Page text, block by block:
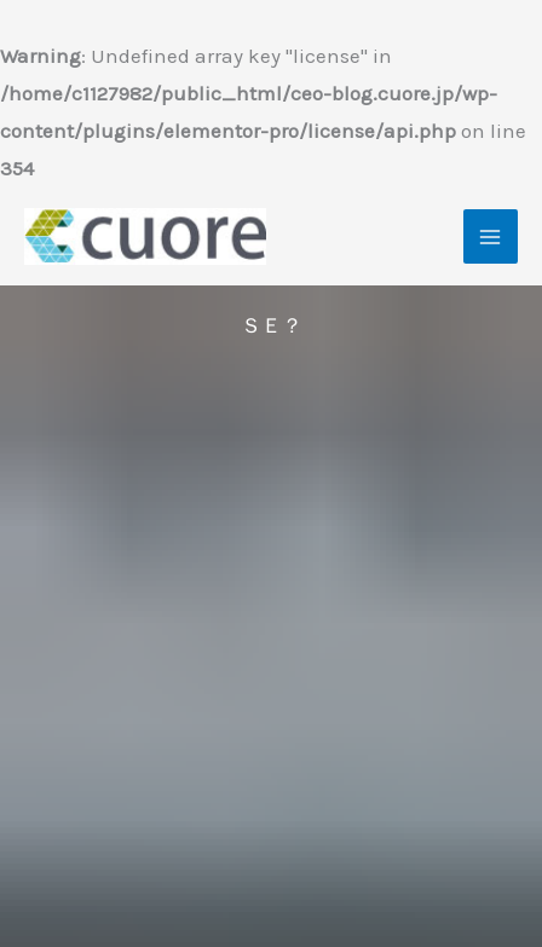
Warning: Undefined array key "license" in
/home/c1127982/public_html/ceo-blog.cuore.jp/wp-
content/plugins/elementor-pro/license/api.php on line
354
容
を
ス
キ
ＳＥ？